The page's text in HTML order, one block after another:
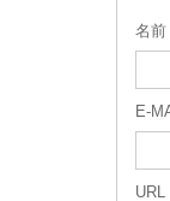
名前
E-
URL